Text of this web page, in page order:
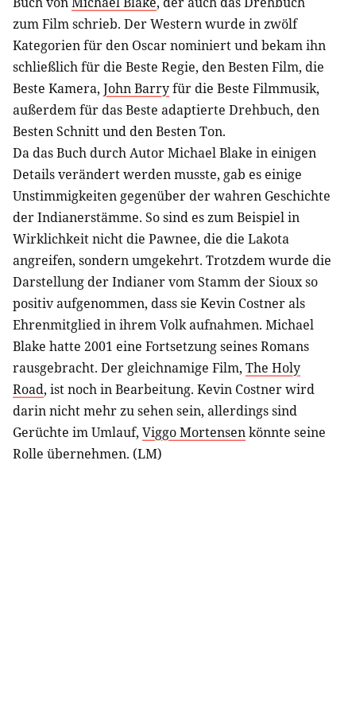
zum Film schrieb. Der Western wurde in zwölf
Kategorien für den Oscar nominiert und bekam ihn
schließlich für die Beste Regie, den Besten Film, die
Beste Kamera, John Barryfür die Beste Filmmusik,
außerdem für das Beste adaptierte Drehbuch, den
Besten Schnitt und den Besten Ton.
Da das Buch durch Autor Michael Blake in einigen
Details verändert werden musste, gab es einige
Unstimmigkeiten gegenüber der wahren Geschichte
der Indianerstämme. So sind es zum Beispiel in
Wirklichkeit nicht die Pawnee, die die Lakota
angreifen, sondern umgekehrt. Trotzdem wurde die
Darstellung der Indianer vom Stamm der Sioux so
positiv aufgenommen, dass sie Kevin Costner als
Ehrenmitglied in ihrem Volk aufnahmen. Michael
Blake hatte 2001 eine Fortsetzung seines Romans
rausgebracht. Der gleichnamige Film, The Holy
Road, ist noch in Bearbeitung. Kevin Costner wird
darin nicht mehr zu sehen sein, allerdings sind
Gerüchte im Umlauf, Viggo Mortensenkönnte seine
Rolle übernehmen. (LM)